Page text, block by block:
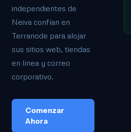
independientes de
Neiva confían en
Terranode para alojar
sus sitios web, tiendas
en línea y correo
corporativo.
Comenzar
Ahora